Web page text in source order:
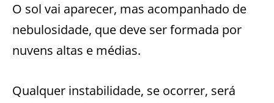
O sol vai aparecer, mas acompanhado de
nebulosidade, que deve ser formada por
nuvens altas e médias.
Qualquer instabilidade, se ocorrer, será